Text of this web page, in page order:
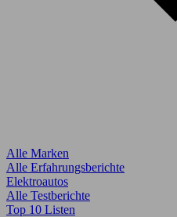
Alle Marken
Alle Erfahrungsberichte
Elektroautos
Alle Testberichte
Top 10 Listen